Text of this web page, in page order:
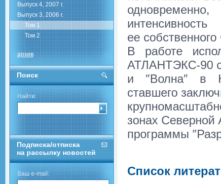
Выпуск 4, 2007 г.
Выпуск 3, 2006 г.
Том 1
Том 2
архив
Поиск
Найти:
Подписка/отписка
на рассылку новостей
Ваш e-mail:
интенсивность
ее
В работе
АТЛАНТЭКС-90
и ″Волна″ в
ставшего
зонах Северной
программы
Список